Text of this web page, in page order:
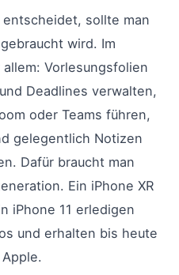
sollte man
wird. Im
Vorlesungsfolien
Deadlines verwalten,
oder Teams führen,
gelegentlich Notizen
Dafür braucht man
Ein iPhone XR
iPhone 11 erledigen
und erhalten bis heute